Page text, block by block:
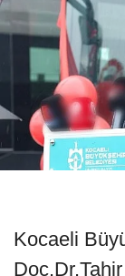
Kocaeli